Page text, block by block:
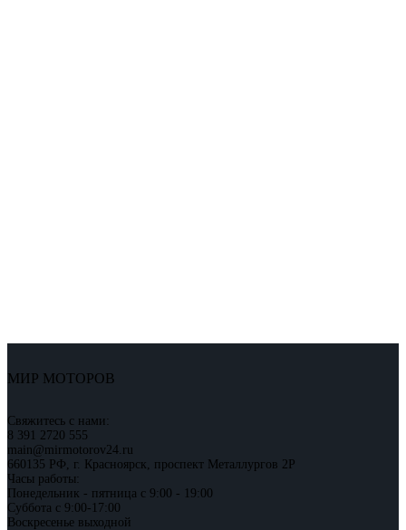
МИР МОТОРОВ
Свяжитесь с нами:
8 391 2720 555
main@mirmotorov24.ru
660135 РФ, г. Красноярск, проспект Металлургов 2Р
Часы работы:
Понедельник - пятница с 9:00 - 19:00
Суббота с 9:00-17:00
Воскресенье выходной